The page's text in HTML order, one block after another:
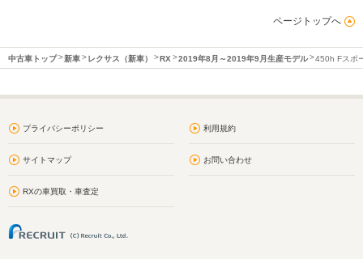
ページトップへ
中古車トップ 新車 レクサス（新車） RX 2019年8月～2019年9月生産モデル 450h Fスポ
プライバシーポリシー 利用規約
サイトマップ お問い合わせ
RXの車買取・車査定